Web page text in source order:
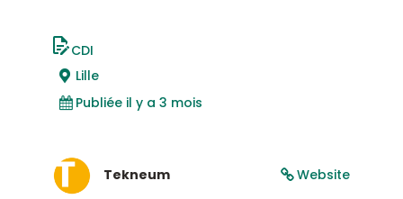
CDI
Lille
Publiée il y a 3 mois
Website
Tekneum